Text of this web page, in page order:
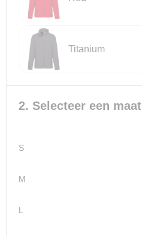
Reistassensets
Goodiebags
Titanium
2. Selecteer een maat
S
M
L